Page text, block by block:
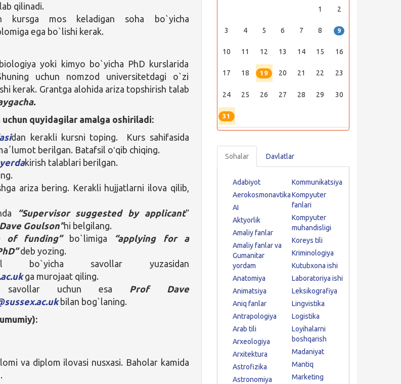
qilinadi.
kursga mos keladigan soha bo`yicha
ega bo`lishi kerak.
yoki kimyo bo`yicha PhD kurslarida
uchun nomzod universitetdagi o`zi
kerak. Grantga alohida ariza topshirish talab
quyidagilar amalga oshiriladi:
dan kerakli kursni toping. Kurs sahifasida
berilgan. Batafsil oʻqib chiqing.
kirish talablari berilgan.
ariza bering. Kerakli hujjatlarni ilova qilib,
“Supervisor suggested by applicant”
Goulson”ni belgilang.
of funding”bo`limiga
“applying for a
”deb yozing.
bo`yicha savollar yuzasidan
ga murojaat qiling.
savollar uchun esa Prof Dave
bilan bog`laning.
va diplom ilovasi nusxasi. Baholar kamida
1 2
3 4 5 6 7 8 9
10 11 12 13 14 15 16
17 18 19 20 21 22 23
24 25 26 27 28 29 30
31
Sohalar Davlatlar
Adabiyot
Aerokosmonavtika
AI
Aktyorlik
Amaliy fanlar
Amaliy fanlar va
Gumanitar
yordam
Anatomiya
Animatsiya
Aniq fanlar
Antrapologiya
Arab tili
Arxeologiya
Arxitektura
Astrofizika
Astronomiya
Kommunikatsiya
Kompyuter
fanlari
Kompyuter
muhandisligi
Koreys tili
Kriminologiya
Kutubxona ishi
Laboratoriya ishi
Leksikografiya
Lingvistika
Logistika
Loyihalarni
boshqarish
Madaniyat
Mantiq
Marketing